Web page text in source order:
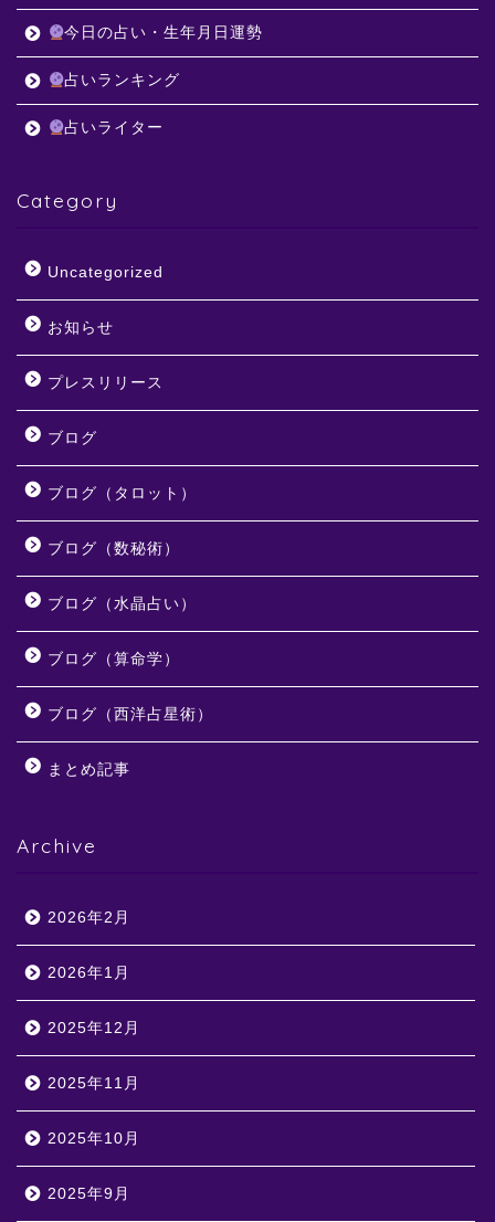
今日の占い・生年月日運勢
占いランキング
占いライター
Category
Uncategorized
お知らせ
プレスリリース
ブログ
ブログ（タロット）
ブログ（数秘術）
ブログ（水晶占い）
ブログ（算命学）
ブログ（西洋占星術）
まとめ記事
Archive
2026年2月
2026年1月
2025年12月
2025年11月
2025年10月
2025年9月